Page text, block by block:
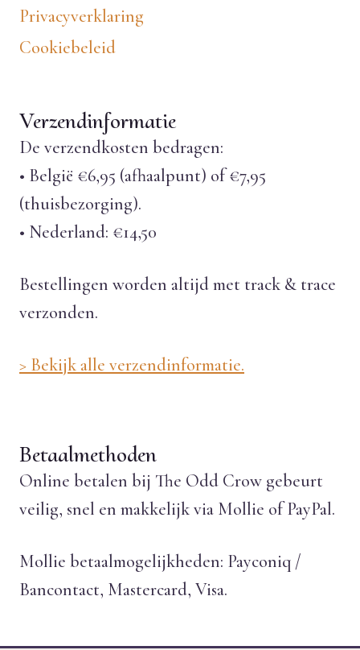
Privacyverklaring
Cookiebeleid
Verzendinformatie
De verzendkosten bedragen:
• België €6,95 (afhaalpunt) of €7,95
(thuisbezorging).
• Nederland: €14,50
Bestellingen worden altijd met track & trace
verzonden.
> Bekijk alle verzendinformatie.
Betaalmethoden
Online betalen bij The Odd Crow gebeurt
veilig, snel en makkelijk via Mollie of PayPal.
Mollie betaalmogelijkheden: Payconiq /
Bancontact, Mastercard, Visa.